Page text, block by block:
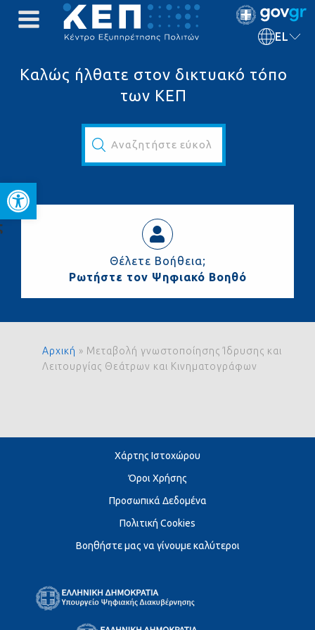
Ανοίξτε τη γραμμή
EL
Καλώς ήλθατε στον δικτυακό τόπο
των ΚΕΠ
Αναζητήστε εύκολα και γρήγορα...
Θέλετε Βοήθεια;
Ρωτήστε τον Ψηφιακό Βοηθό
Αρχική » Μεταβολή γνωστοποίησης Ίδρυσης και
Λειτουργίας Θεάτρων και Κινηματογράφων
Χάρτης Ιστοχώρου
Όροι Χρήσης
Προσωπικά Δεδομένα
Πολιτική Cookies
Βοηθήστε μας να γίνουμε καλύτεροι